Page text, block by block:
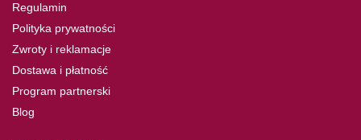
Regulamin
Polityka prywatności
Zwroty i reklamacje
Dostawa i płatność
Program partnerski
Blog